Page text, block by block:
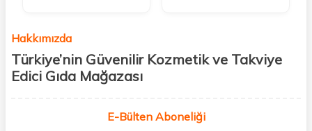
Hakkımızda
Türkiye’nin Güvenilir Kozmetik ve Takviye
Edici Gıda Mağazası
kişisel bakım hem de takviye edici gıda ürünlerini sizlerle
buluşturuyoruz. Artık mağaza mağaza dolaşmanıza gerek yok;
E-Bülten Aboneliği